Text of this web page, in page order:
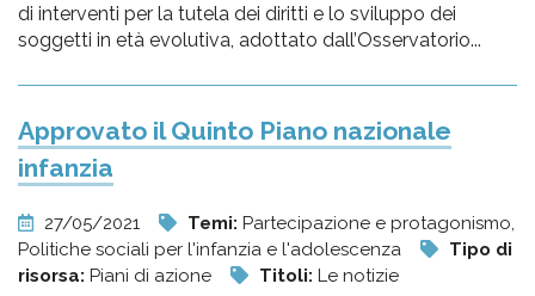
di interventi per la tutela dei diritti e lo sviluppo dei
soggetti in età evolutiva, adottato dall’Osservatorio...
Approvato il Quinto Piano nazionale
infanzia
27/05/2021 Temi: Partecipazione e protagonismo,
Politiche sociali per l'infanzia e l'adolescenza
Tipo di
risorsa: Piani di azione Titoli: Le notizie